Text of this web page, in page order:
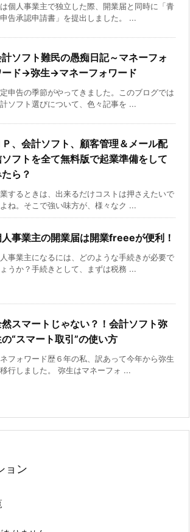
個人事業主で独立した際、開業届と同時に「青
告承認申請書」を提出しました。 ...
ソフト難民の愚痴日記～マネーフォ
ード→弥生→マネーフォワード
申告の季節がやってきました。このブログでは
ソフト選びについて、色々記事を ...
Ｐ、会計ソフト、顧客管理＆メール配
フトを全て無料版で起業準備をして
ら？
するときは、出来るだけコストは押さえたいで
ね。そこで強い味方が、様々なク ...
事業主の開業届は開業freeeが便利！
事業主になるには、どのような手続きが必要で
うか？手続きとして、まずは税務 ...
スマートじゃない？！会計ソフト弥
“スマート取引”の使い方
フォワード歴６年の私、訳あって今年から弥生
行しました。 弥生はマネーフォ ...
ョン